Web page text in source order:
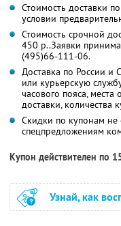
Стоимость доставки
условии
Стоимость срочной
450 р..Заявки
(495)66-111-06.
Доставка по России и
или курьерскую
часового пояса, места
доставки, количества
Скидки по купонам не
спецпредложениям
Купон действителен по
Узнай, как